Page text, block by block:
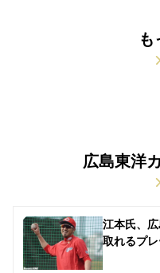
も
広島東洋
江本氏、
取れるプレ